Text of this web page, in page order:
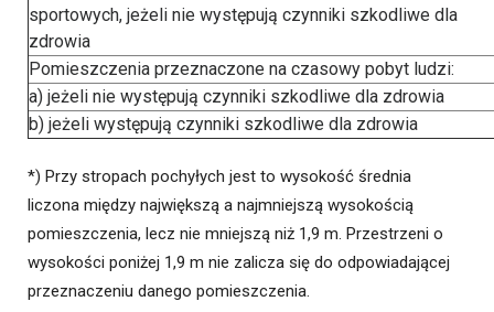
sportowych, jeżeli nie występują czynniki szkodliwe dla
zdrowia
Pomieszczenia przeznaczone na czasowy pobyt ludzi:
a) jeżeli nie występują czynniki szkodliwe dla zdrowia
b) jeżeli występują czynniki szkodliwe dla zdrowia
*) Przy stropach pochyłych jest to wysokość średnia
liczona między największą a najmniejszą wysokością
pomieszczenia, lecz nie mniejszą niż 1,9 m. Przestrzeni o
wysokości poniżej 1,9 m nie zalicza się do odpowiadającej
przeznaczeniu danego pomieszczenia.